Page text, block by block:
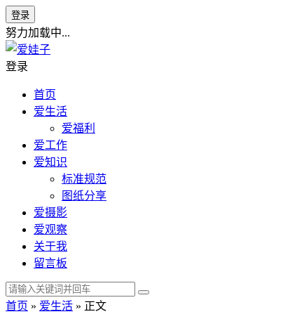
登录
努力加载中...
登录
首页
爱生活
爱福利
爱工作
爱知识
标准规范
图纸分享
爱摄影
爱观察
关于我
留言板
首页 » 爱生活 » 正文